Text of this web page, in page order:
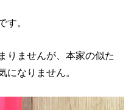
す。
りませんが、本家の似た
になりません。